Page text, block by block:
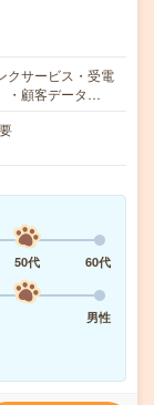
クサービス・受電
・顧客データ…
50代
60代
男性